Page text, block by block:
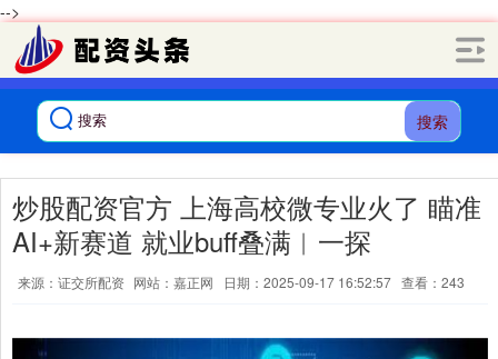
-->
搜索
炒股配资官方 上海高校微专业火了 瞄准
AI+新赛道 就业buff叠满︱一探
来源：证交所配资 网站：嘉正网 日期：2025-09-17 16:52:57 查看：243